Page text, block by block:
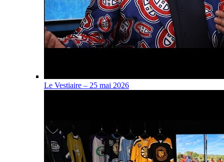
Le Vestiaire – 25 mai 2026